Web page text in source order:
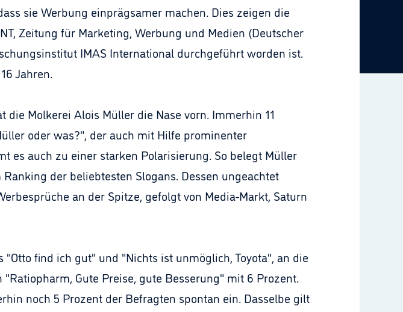
sie Werbung einprägsamer machen. Dies zeigen die
Zeitung für Marketing, Werbung und Medien (Deutscher
IMAS International durchgeführt worden ist.
Jahren.
Molkerei Alois Müller die Nase vorn. Immerhin 11
oder was?", der auch mit Hilfe prominenter
es auch zu einer starken Polarisierung. So belegt Müller
der beliebtesten Slogans. Dessen ungeachtet
an der Spitze, gefolgt von Media-Markt, Saturn
find ich gut" und "Nichts ist unmöglich, Toyota", an die
Gute Preise, gute Besserung" mit 6 Prozent.
noch 5 Prozent der Befragten spontan ein. Dasselbe gilt